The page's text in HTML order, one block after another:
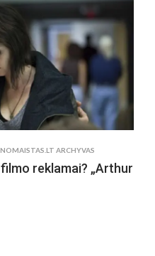
ARCHYVAS
reklamai? „Arthur